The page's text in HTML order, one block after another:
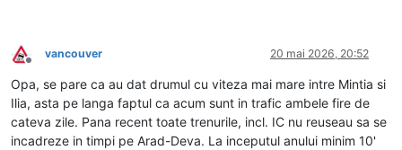
Deconectat
vancouver 20 mai 2026, 20:52
Opa, se pare ca au dat drumul cu viteza mai mare intre Mintia si
Ilia, asta pe langa faptul ca acum sunt in trafic ambele fire de
cateva zile. Pana recent toate trenurile, incl. IC nu reuseau sa se
incadreze in timpi pe Arad-Deva. La inceputul anului minim 10'